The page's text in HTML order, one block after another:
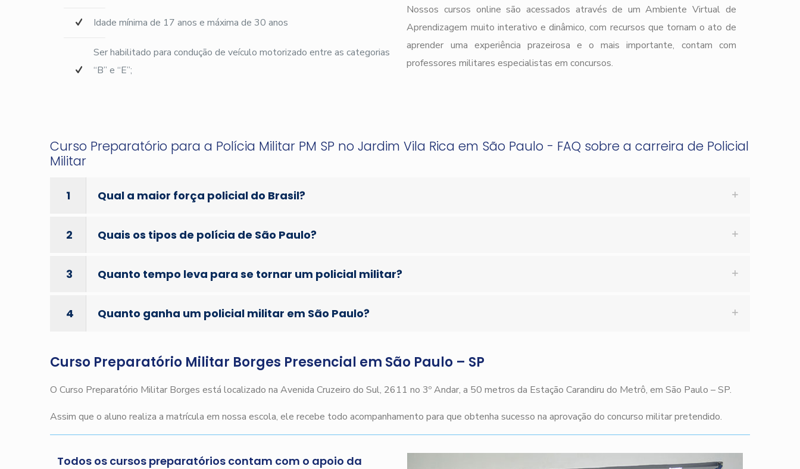
Idade mínima de 17 anos e máxima de 30 anos
Ser habilitado para condução de veículo motorizado entre as categorias
“B” e “E”;
Nossos cursos online são acessados através de um Ambiente Virtual de
Aprendizagem muito interativo e dinâmico, com recursos que tornam o ato de
aprender uma experiência prazeirosa e o mais importante, contam com
professores militares especialistas em concursos.
Curso Preparatório para a Polícia Militar PM SP no Jardim Vila Rica em São Paulo - FAQ sobre a carreira de Policial
Militar
1 Qual a maior força policial do Brasil?
2 Quais os tipos de polícia de São Paulo?
3 Quanto tempo leva para se tornar um policial militar?
4 Quanto ganha um policial militar em São Paulo?
Curso Preparatório Militar Borges Presencial em São Paulo – SP
O Curso Preparatório Militar Borges está localizado na Avenida Cruzeiro do Sul, 2611 no 3º Andar, a 50 metros da Estação Carandiru do Metrô, em São Paulo – SP.
Assim que o aluno realiza a matrícula em nossa escola, ele recebe todo acompanhamento para que obtenha sucesso na aprovação do concurso militar pretendido.
Todos os cursos preparatórios contam com o apoio da